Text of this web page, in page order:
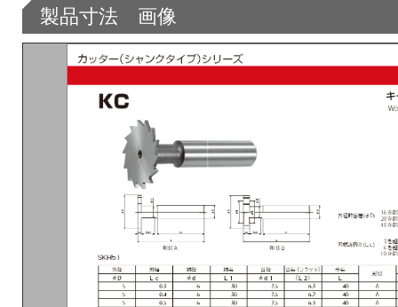
製品寸法 画像